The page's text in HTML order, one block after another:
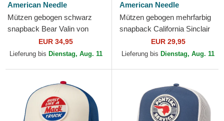
American Needle
Mützen gebogen schwarz
snapback Bear Valin von
American Needle
EUR 34,95
Lieferung bis Dienstag, Aug. 11
American Needle
Mützen gebogen mehrfarbig
snapback California Sinclair
von American Needle
EUR 29,95
Lieferung bis Dienstag, Aug. 11